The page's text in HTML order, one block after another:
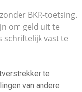
BKR-toetsing.
om geld uit te
schriftelijk vast te
te
van andere